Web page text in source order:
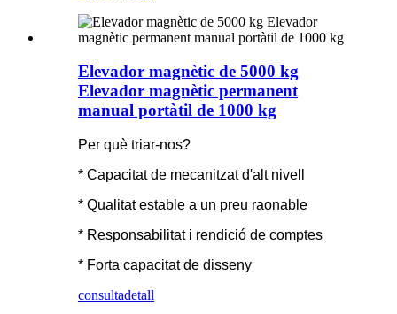
Elevador magnètic de 5000 kg
Elevador magnètic permanent
manual portàtil de 1000 kg
Per què triar-nos?
* Capacitat de mecanitzat d'alt nivell
* Qualitat estable a un preu raonable
* Responsabilitat i rendició de comptes
* Forta capacitat de disseny
consultadetall